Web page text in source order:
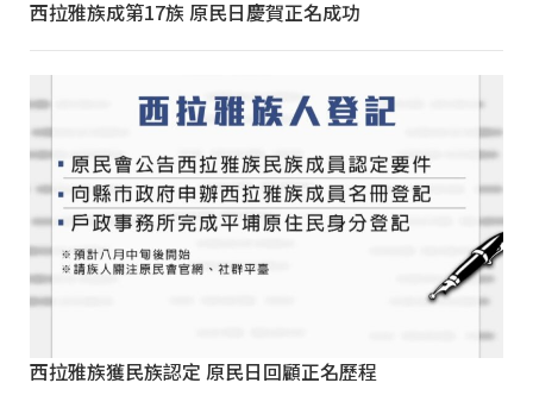
西拉雅族成第17族 原民日慶賀正名成功
西拉雅族獲民族認定 原民日回顧正名歷程